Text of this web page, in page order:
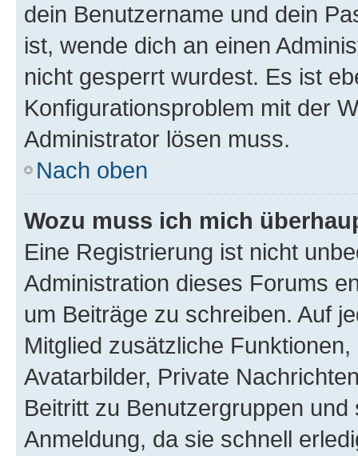
dein Benutzername und dein
ist, wende dich an einen
nicht gesperrt wurdest. Es ist
Konfigurationsproblem mit der
Administrator lösen muss.
Nach oben
Wozu muss ich mich
Eine Registrierung ist nicht
Administration dieses Forums
um Beiträge zu schreiben. Auf
Mitglied zusätzliche
Avatarbilder, Private
Beitritt zu Benutzergruppen
Anmeldung, da sie schnell